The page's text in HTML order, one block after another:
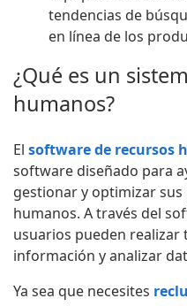
tendencias de
en línea de los
¿Qué es un
humanos?
El software de recursos
software diseñado para
gestionar y optimizar
humanos. A través del
usuarios pueden realizar
información y analizar
Ya sea que necesites